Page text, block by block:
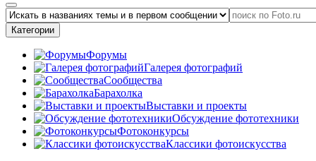
Категории
Форумы
Галерея фотографий
Сообщества
Барахолка
Выставки и проекты
Обсуждение фототехники
Фотоконкурсы
Классики фотоискусства